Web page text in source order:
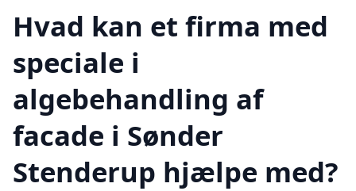
Hvad kan et firma med
speciale i
algebehandling af
facade i Sønder
Stenderup hjælpe med?